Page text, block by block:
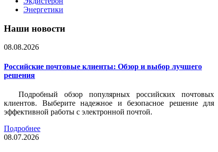
Энергетики
Наши новости
08.08.2026
Российские почтовые клиенты: Обзор и выбор лучшего
решения
Подробный обзор популярных российских почтовых
клиентов. Выберите надежное и безопасное решение для
эффективной работы с электронной почтой.
Подробнее
08.07.2026